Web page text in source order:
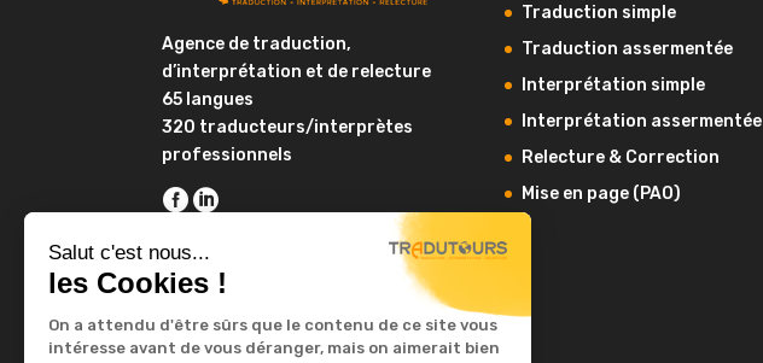
Agence de traduction,
d’interprétation et de relecture
65 langues
320 traducteurs/interprètes
professionnels
Traduction simple
Traduction assermentée
Interprétation simple
Interprétation assermentée
Relecture & Correction
Mise en page (PAO)
Salut c'est nous...
les Cookies !
On a attendu d'être sûrs que le contenu de ce site vous
intéresse avant de vous déranger, mais on aimerait bien